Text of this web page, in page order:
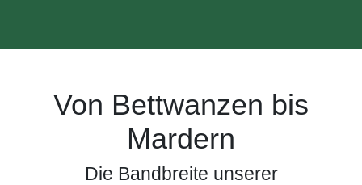
Von Bettwanzen bis
Mardern
Die Bandbreite unserer